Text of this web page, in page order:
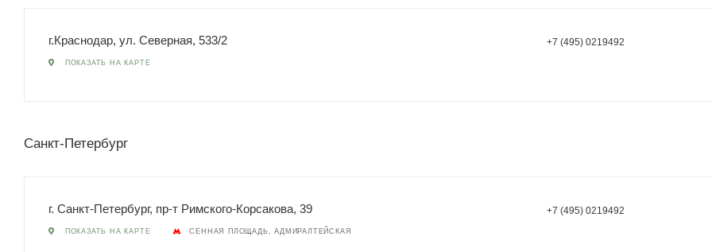
г.Краснодар, ул. Северная, 533/2
ПОКАЗАТЬ НА КАРТЕ
+7 (495) 0219492
Санкт-Петербург
г. Санкт-Петербург, пр-т Римского-Корсакова, 39
ПОКАЗАТЬ НА КАРТЕ СЕННАЯ ПЛОЩАДЬ, АДМИРАЛТЕЙСКАЯ
+7 (495) 0219492